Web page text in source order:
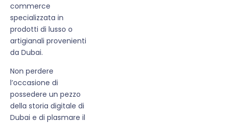
commerce
specializzata in
prodotti di lusso o
artigianali provenienti
da Dubai.
Non perdere
l’occasione di
possedere un pezzo
della storia digitale di
Dubai e di plasmare il